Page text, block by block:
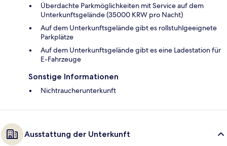
Überdachte Parkmöglichkeiten mit Service auf dem
Unterkunftsgelände (35000 KRW pro Nacht)
Auf dem Unterkunftsgelände gibt es rollstuhlgeeignete
Parkplätze
Auf dem Unterkunftsgelände gibt es eine Ladestation für
E-Fahrzeuge
Sonstige Informationen
Nichtraucherunterkunft
Ausstattung der Unterkunft